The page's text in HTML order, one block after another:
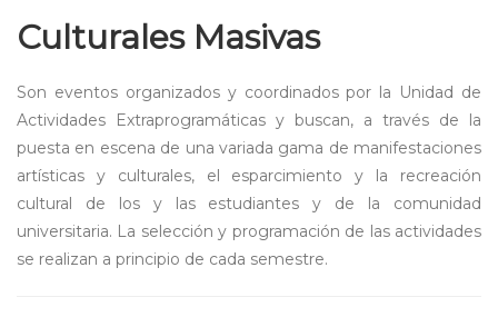
Culturales Masivas
Son eventos organizados y coordinados por la Unidad de
Actividades Extraprogramáticas y buscan, a través de la
puesta en escena de una variada gama de manifestaciones
artísticas y culturales, el esparcimiento y la recreación
cultural de los y las estudiantes y de la comunidad
universitaria. La selección y programación de las actividades
se realizan a principio de cada semestre.